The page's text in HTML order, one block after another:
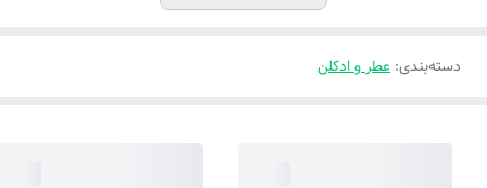
دسته‌بندی: عطر و ادکلن